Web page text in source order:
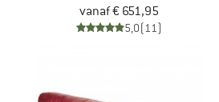
vanaf € 651,95
5,0(11)